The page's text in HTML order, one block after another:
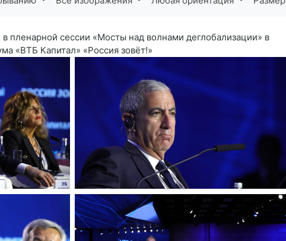
пленарной сессии «Мосты над волнами деглобализации» в
«ВТБ Капитал» «Россия зовёт!»